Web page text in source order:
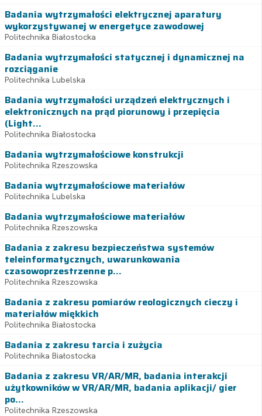
Badania wytrzymałości elektrycznej aparatury
wykorzystywanej w energetyce zawodowej
Politechnika Białostocka
Badania wytrzymałości statycznej i dynamicznej na
rozciąganie
Politechnika Lubelska
Badania wytrzymałości urządzeń elektrycznych i
elektronicznych na prąd piorunowy i przepięcia
(Light...
Politechnika Białostocka
Badania wytrzymałościowe konstrukcji
Politechnika Rzeszowska
Badania wytrzymałościowe materiałów
Politechnika Lubelska
Badania wytrzymałościowe materiałów
Politechnika Rzeszowska
Badania z zakresu bezpieczeństwa systemów
teleinformatycznych, uwarunkowania
czasowoprzestrzenne p...
Politechnika Rzeszowska
Badania z zakresu pomiarów reologicznych cieczy i
materiałów miękkich
Politechnika Białostocka
Badania z zakresu tarcia i zużycia
Politechnika Białostocka
Badania z zakresu VR/AR/MR, badania interakcji
użytkowników w VR/AR/MR, badania aplikacji/ gier
po...
Politechnika Rzeszowska